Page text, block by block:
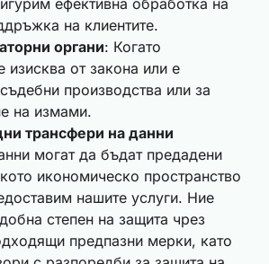
ефективна обработка на
на клиентите.
органи: Когато
изисква от закона или е
производства или за
на измами.
трансфери на данни
могат да бъдат предадени
икономическо пространство
нашите услуги. Ние
степен на защита чрез
предпазни мерки, като